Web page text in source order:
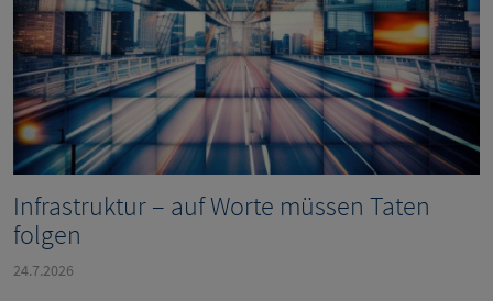
Infrastruktur – auf Worte müssen Taten
folgen
24.7.2026